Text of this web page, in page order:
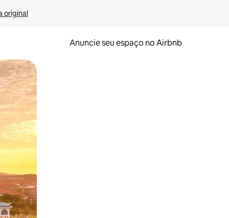
original
Anuncie seu espaço no Airbnb
o dedo na tela.